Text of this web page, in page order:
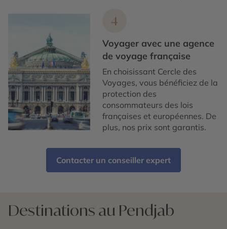
4
Voyager avec une agence
de voyage française
En choisissant Cercle des
Voyages, vous bénéficiez de la
protection des
consommateurs des lois
françaises et européennes. De
plus, nos prix sont garantis.
Contacter un conseiller expert
Destinations au Pendjab